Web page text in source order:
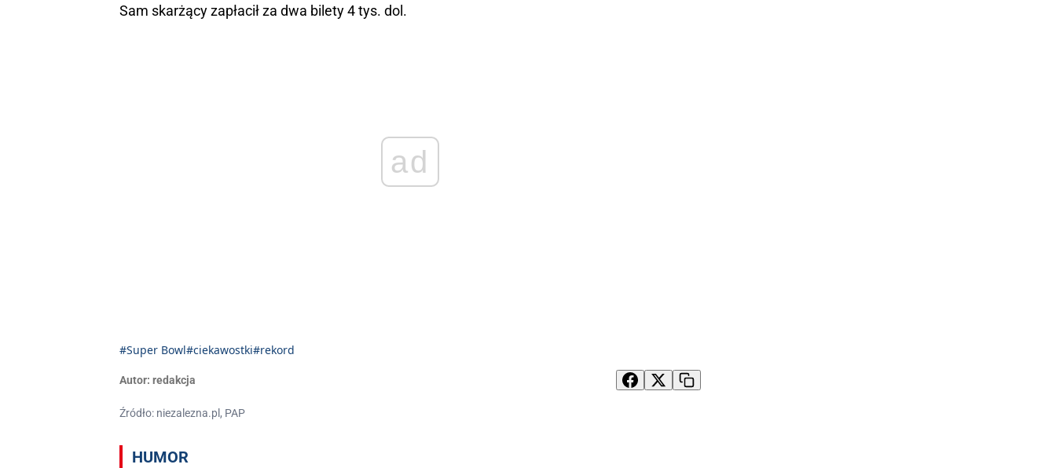
Sam skarżący zapłacił za dwa bilety 4 tys. dol.
ad
#Super Bowl#ciekawostki#rekord
Autor: redakcja
Źródło: niezalezna.pl, PAP
HUMOR